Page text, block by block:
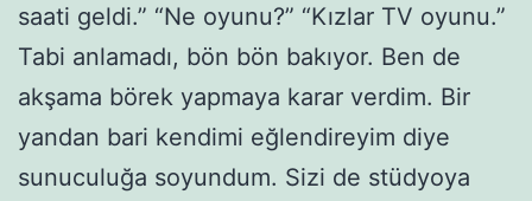
saati geldi.” “Ne oyunu?” “Kızlar TV oyunu.”
Tabi anlamadı, bön bön bakıyor. Ben de
akşama börek yapmaya karar verdim. Bir
yandan bari kendimi eğlendireyim diye
sunuculuğa soyundum. Sizi de stüdyoya